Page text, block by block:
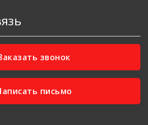
звонок
письмо